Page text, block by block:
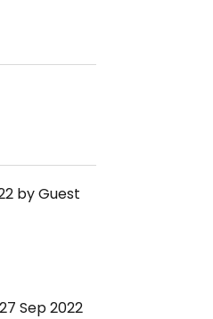
by Guest
Sep 2022